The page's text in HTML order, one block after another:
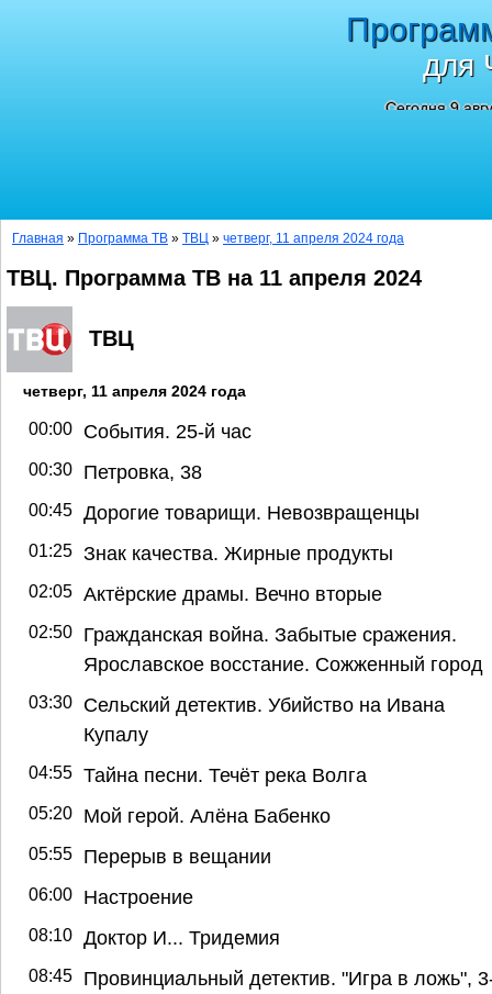
для
Сегодня 9
Главная » Программа ТВ » ТВЦ » четверг, 11 апреля 2024 года
ТВЦ. Программа ТВ на 11 апреля 2024
ТВЦ
четверг, 11 апреля 2024 года
00:00 События. 25-й час
00:30 Петровка, 38
00:45 Дорогие товарищи. Невозвращенцы
01:25 Знак качества. Жирные продукты
02:05 Актёрские драмы. Вечно вторые
02:50
Гражданская война. Забытые сражения.
Ярославское восстание. Сожженный город
03:30
Сельский детектив. Убийство на Ивана
Купалу
04:55 Тайна песни. Течёт река Волга
05:20 Мой герой. Алёна Бабенко
05:55 Перерыв в вещании
06:00 Настроение
08:10 Доктор И... Тридемия
08:45
Провинциальный детектив. "Игра в ложь",